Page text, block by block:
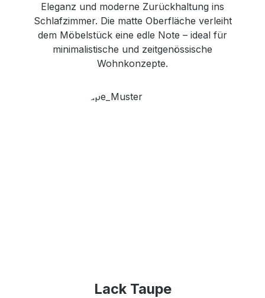
Eleganz und moderne Zurückhaltung ins
Schlafzimmer. Die matte Oberfläche verleiht
dem Möbelstück eine edle Note – ideal für
minimalistische und zeitgenössische
Wohnkonzepte.
Lack Taupe